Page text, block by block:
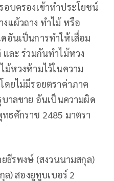
บครองเข้าทำประโยชน์
แผ้วถาง ทำไม้ หรือ
อันเป็นการทำให้เสื่อม
ละ ร่วมกันทำไม้หวง
หวงห้ามไว้ในความ
ยไม่มีรอยตราค่าภาค
าลขาย อันเป็นความผิด
ศักราช 2485 มาตรา
ธีรพงษ์ (สงวนนามสกุล)
) สองยูทูบเบอร์ 2